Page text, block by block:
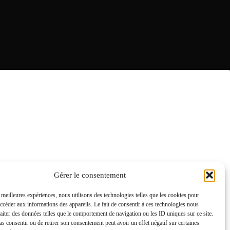
Gérer le consentement
expériences, nous utilisons des technologies telles que les cookies pour
aux informations des appareils. Le fait de consentir à ces technologies nous
des données telles que le comportement de navigation ou les ID uniques sur ce site.
consentir ou de retirer son consentement peut avoir un effet négatif sur certaines